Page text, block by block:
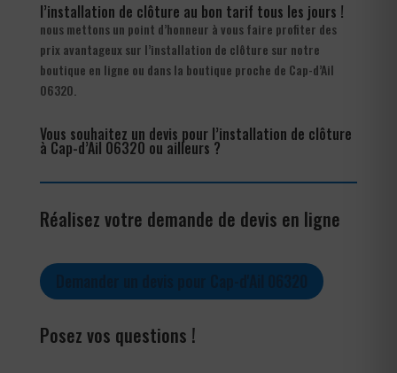
l’installation de clôture au bon tarif tous les jours !
nous mettons un point d’honneur à vous faire profiter des
prix avantageux sur l’installation de clôture sur notre
boutique en ligne ou dans la boutique proche de Cap-d’Ail
06320.
Vous souhaitez un devis pour l’installation de clôture
à Cap-d’Ail 06320 ou ailleurs ?
Réalisez votre demande de devis en ligne
Posez vos questions !